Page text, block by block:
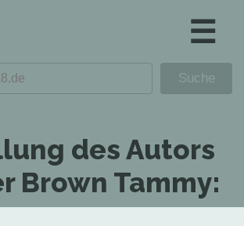
☰
des Autors
Brown Tammy: